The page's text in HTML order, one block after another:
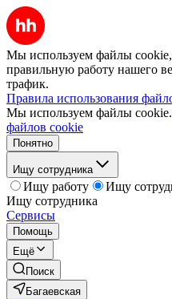
Мы используем файлы cookie,
правильную работу нашего
трафик.
Правила использования
Мы используем файлы cookie.
файлов cookie
Понятно
Ищу сотрудника
Ищу работу
Ищу
Ищу сотрудника
Сервисы
Помощь
Ещё
Поиск
Багаевская